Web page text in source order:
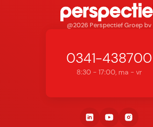
@2026 Perspectief Groep bv
0341-438700
8:30 - 17:00, ma - vr